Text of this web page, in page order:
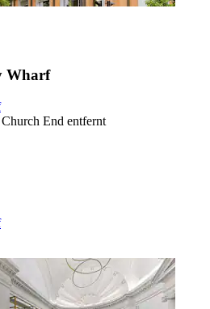
Wharf
End entfernt